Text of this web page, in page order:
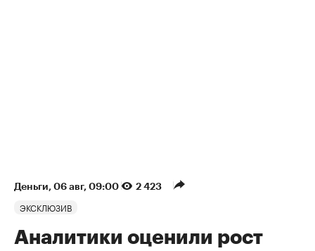
Деньги⁠, 06 авг, 09:00 2 423
ЭКСКЛЮЗИВ
Аналитики оценили рост